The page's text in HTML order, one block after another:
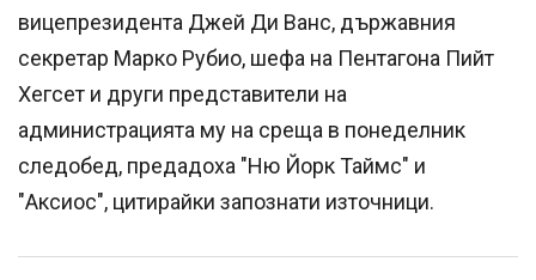
вицепрезидента Джей Ди Ванс, държавния
секретар Марко Рубио, шефа на Пентагона Пийт
Хегсет и други представители на
администрацията му на среща в понеделник
следобед, предадоха "Ню Йорк Таймс" и
"Аксиос", цитирайки запознати източници.